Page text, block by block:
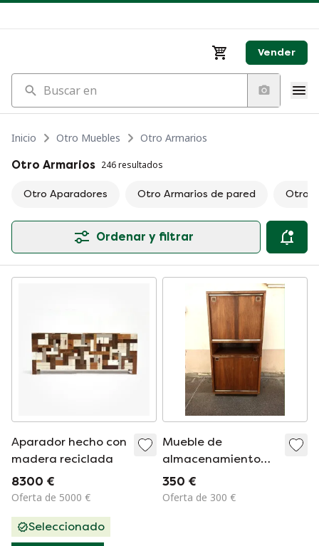
Vender
Buscar en
Inicio Otro Muebles
Otro Armarios
Otro Armarios 246 resultados
Otro Aparadores Otro Armarios de pared Otro
Ordenar y filtrar
Aparador hecho con
madera reciclada
8300 €
Oferta de 5000 €
Seleccionado
Mueble de
almacenamiento
Arnaud de teca,
década de 1960, 60
350 €
Oferta de 300 €